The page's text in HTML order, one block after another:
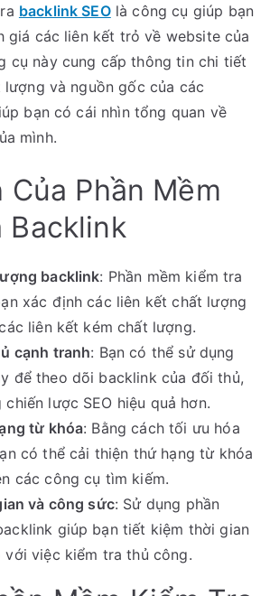
backlink SEOlà công cụ giúp bạn
giá các liên kết trỏ về website của
cụ này cung cấp thông tin chi tiết
và nguồn gốc của các
bạn có cái nhìn tổng quan về
mình.
Của Phần Mềm
Backlink
backlink: Phần mềm kiểm tra
xác định các liên kết chất lượng
liên kết kém chất lượng.
cạnh tranh: Bạn có thể sử dụng
để theo dõi backlink của đối thủ,
lược SEO hiệu quả hơn.
từ khóa: Bằng cách tối ưu hóa
có thể cải thiện thứ hạng từ khóa
các công cụ tìm kiếm.
và công sức: Sử dụng phần
giúp bạn tiết kiệm thời gian
với việc kiểm tra thủ công.